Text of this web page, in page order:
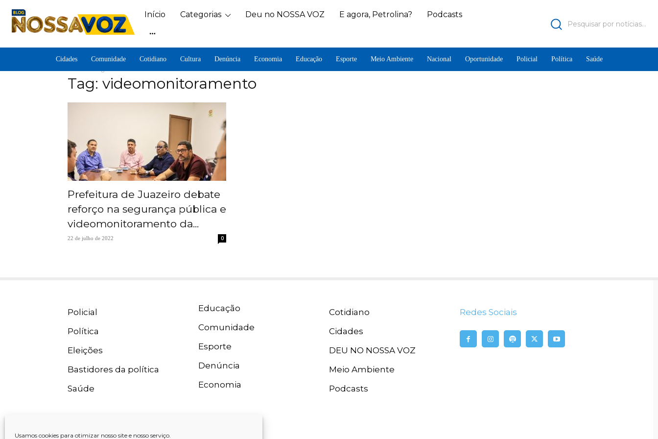
Usamos cookies para otimizar nosso site e nosso serviço.
Início Categorias Deu no NOSSA VOZ E agora, Petrolina? Podcasts
Pesquisar por notícias...
Cidades Comunidade Cotidiano Cultura Denúncia Economia Educação Esporte Meio Ambiente Nacional Oportunidade Policial Política Saúde
Tag: videomonitoramento
Prefeitura de Juazeiro debate
reforço na segurança pública e
videomonitoramento da...
22 de julho de 2022 0
Policial
Política
Eleições
Bastidores da política
Saúde
Educação
Comunidade
Esporte
Denúncia
Economia
Cotidiano
Cidades
DEU NO NOSSA VOZ
Meio Ambiente
Podcasts
Redes Sociais